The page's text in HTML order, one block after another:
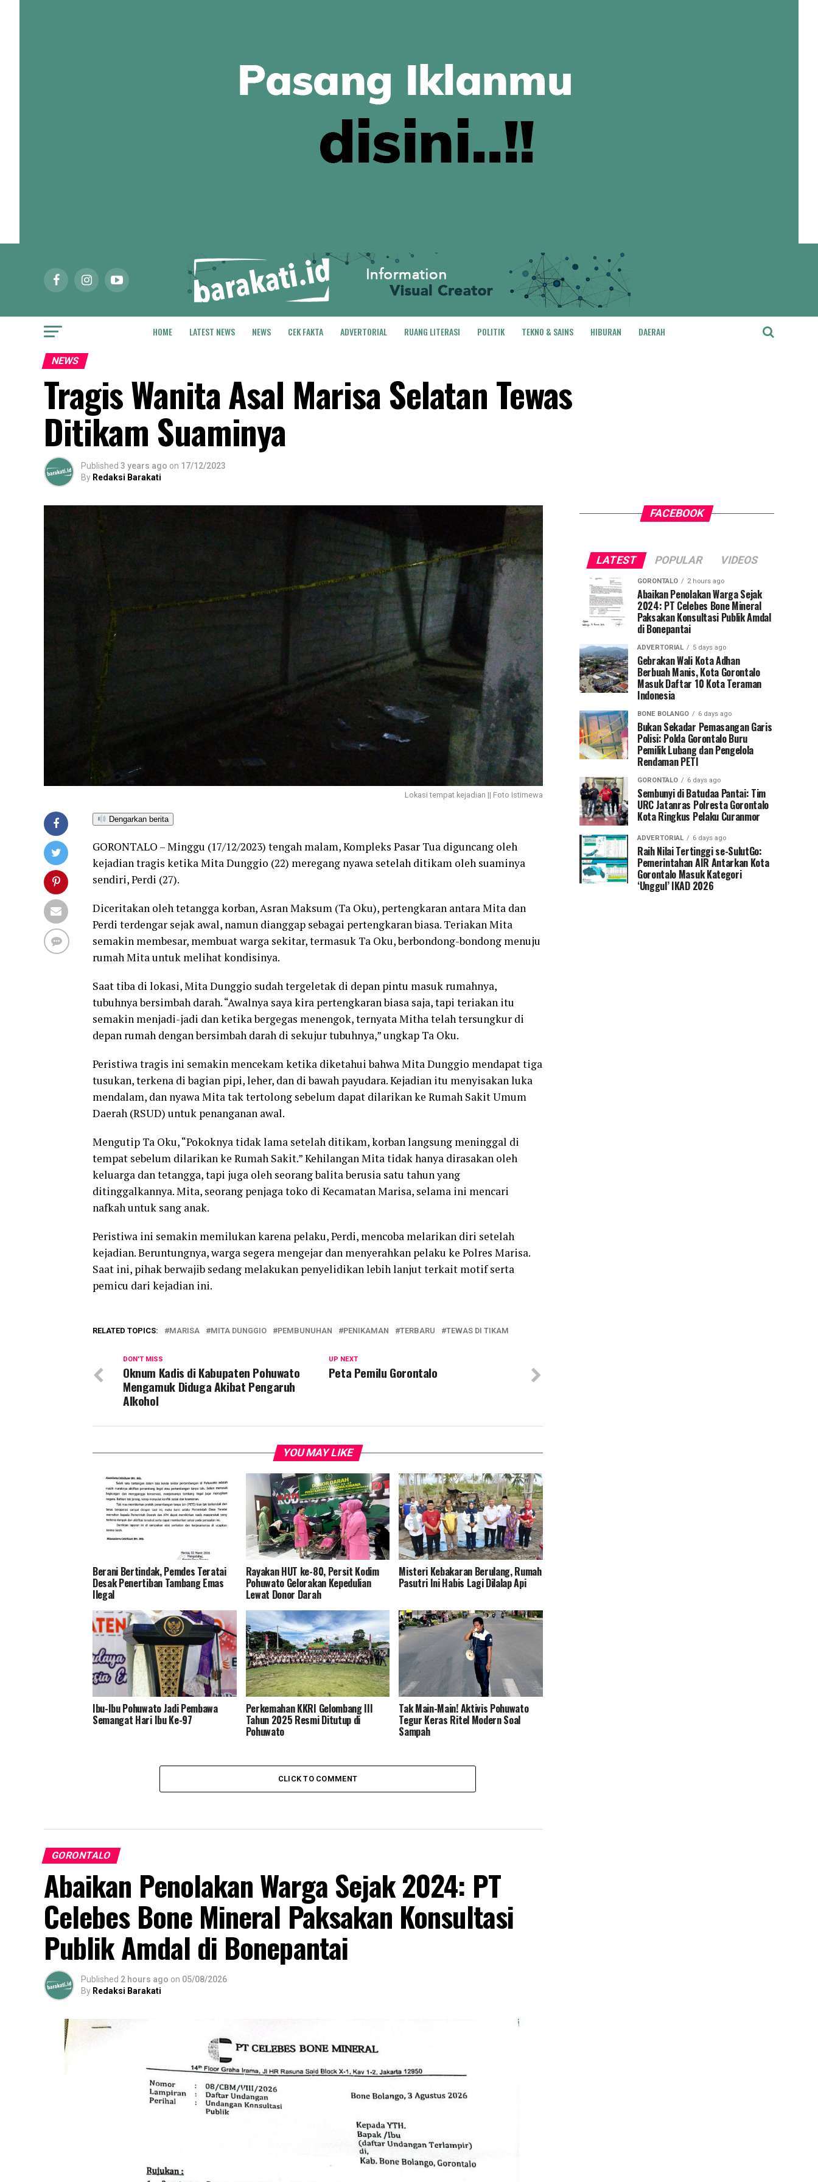
HOME LATEST NEWS NEWS CEK FAKTA ADVERTORIAL RUANG LITERASI POLITIK TEKNO & SAINS HIBURAN DAERAH
NEWS
Tragis Wanita Asal Marisa Selatan Tewas
Ditikam Suaminya
Published 3 years ago on 17/12/2023
By Redaksi Barakati
Lokasi tempat kejadian || Foto Istimewa
Dengarkan berita
GORONTALO – Minggu (17/12/2023) tengah malam, Kompleks Pasar Tua diguncang oleh
kejadian tragis ketika Mita Dunggio (22) meregang nyawa setelah ditikam oleh suaminya
sendiri, Perdi (27).
Diceritakan oleh tetangga korban, Asran Maksum (Ta Oku), pertengkaran antara Mita dan
Perdi terdengar sejak awal, namun dianggap sebagai pertengkaran biasa. Teriakan Mita
semakin membesar, membuat warga sekitar, termasuk Ta Oku, berbondong-bondong menuju
rumah Mita untuk melihat kondisinya.
Saat tiba di lokasi, Mita Dunggio sudah tergeletak di depan pintu masuk rumahnya,
tubuhnya bersimbah darah. “Awalnya saya kira pertengkaran biasa saja, tapi teriakan itu
semakin menjadi-jadi dan ketika bergegas menengok, ternyata Mitha telah tersungkur di
depan rumah dengan bersimbah darah di sekujur tubuhnya,” ungkap Ta Oku.
Peristiwa tragis ini semakin mencekam ketika diketahui bahwa Mita Dunggio mendapat tiga
tusukan, terkena di bagian pipi, leher, dan di bawah payudara. Kejadian itu menyisakan luka
mendalam, dan nyawa Mita tak tertolong sebelum dapat dilarikan ke Rumah Sakit Umum
Daerah (RSUD) untuk penanganan awal.
Mengutip Ta Oku, “Pokoknya tidak lama setelah ditikam, korban langsung meninggal di
tempat sebelum dilarikan ke Rumah Sakit.” Kehilangan Mita tidak hanya dirasakan oleh
keluarga dan tetangga, tapi juga oleh seorang balita berusia satu tahun yang
ditinggalkannya. Mita, seorang penjaga toko di Kecamatan Marisa, selama ini mencari
nafkah untuk sang anak.
Peristiwa ini semakin memilukan karena pelaku, Perdi, mencoba melarikan diri setelah
kejadian. Beruntungnya, warga segera mengejar dan menyerahkan pelaku ke Polres Marisa.
Saat ini, pihak berwajib sedang melakukan penyelidikan lebih lanjut terkait motif serta
pemicu dari kejadian ini.
RELATED TOPICS: MARISA MITA DUNGGIO PEMBUNUHAN PENIKAMAN TERBARU TEWAS DI TIKAM
UP NEXT
Peta Pemilu Gorontalo
DON'T MISS
Oknum Kadis di Kabupaten Pohuwato
Mengamuk Diduga Akibat Pengaruh
Alkohol
YOU MAY LIKE
Berani Bertindak, Pemdes Teratai
Desak Penertiban Tambang Emas
Ilegal
Rayakan HUT ke-80, Persit Kodim
Pohuwato Gelorakan Kepedulian
Lewat Donor Darah
Misteri Kebakaran Berulang, Rumah
Pasutri Ini Habis Lagi Dilalap Api
Ibu-Ibu Pohuwato Jadi Pembawa
Semangat Hari Ibu Ke-97
Perkemahan KKRI Gelombang III
Tahun 2025 Resmi Ditutup di
Pohuwato
Tak Main-Main! Aktivis Pohuwato
Tegur Keras Ritel Modern Soal
Sampah
CLICK TO COMMENT
GORONTALO
Abaikan Penolakan Warga Sejak 2024: PT
Celebes Bone Mineral Paksakan Konsultasi
Publik Amdal di Bonepantai
Published 2 hours ago on 05/08/2026
By Redaksi Barakati
FACEBOOK
LATEST POPULAR VIDEOS
GORONTALO 2 hours ago
Abaikan Penolakan Warga Sejak
2024: PT Celebes Bone Mineral
Paksakan Konsultasi Publik Amdal
di Bonepantai
ADVERTORIAL 5 days ago
Gebrakan Wali Kota Adhan
Berbuah Manis, Kota Gorontalo
Masuk Daftar 10 Kota Teraman
Indonesia
BONE BOLANGO 6 days ago
Bukan Sekadar Pemasangan Garis
Polisi: Polda Gorontalo Buru
Pemilik Lubang dan Pengelola
Rendaman PETI
GORONTALO 6 days ago
Sembunyi di Batudaa Pantai: Tim
URC Jatanras Polresta Gorontalo
Kota Ringkus Pelaku Curanmor
ADVERTORIAL 6 days ago
Raih Nilai Tertinggi se-SulutGo:
Pemerintahan AIR Antarkan Kota
Gorontalo Masuk Kategori
‘Unggul’ IKAD 2026